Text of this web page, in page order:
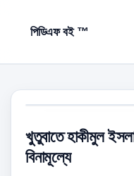
পিডিএফ বই ™
খুতুবাতে হাকীমুল
বিনামূল্যে